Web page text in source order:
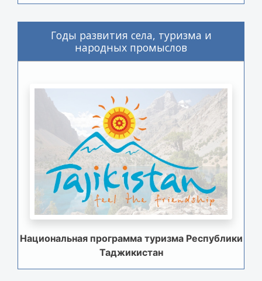
Годы развития села, туризма и
народных промыслов
Национальная программа туризма Республики
Таджикистан